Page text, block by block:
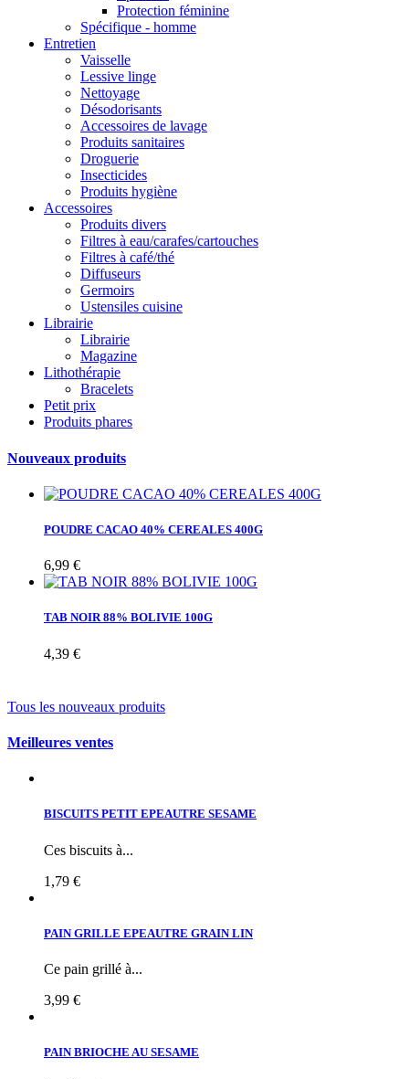
Protection féminine
Spécifique - homme
Entretien
Vaisselle
Lessive linge
Nettoyage
Désodorisants
Accessoires de lavage
Produits sanitaires
Droguerie
Insecticides
Produits hygiène
Accessoires
Produits divers
Filtres à eau/carafes/cartouches
Filtres à café/thé
Diffuseurs
Germoirs
Ustensiles cuisine
Librairie
Librairie
Magazine
Lithothérapie
Bracelets
Petit prix
Produits phares
Nouveaux produits
POUDRE CACAO 40% CEREALES 400G
6,99 €
TAB NOIR 88% BOLIVIE 100G
4,39 €
Tous les nouveaux produits
Meilleures ventes
BISCUITS PETIT EPEAUTRE SESAME
Ces biscuits à...
1,79 €
PAIN GRILLE EPEAUTRE GRAIN LIN
Ce pain grillé à...
3,99 €
PAIN BRIOCHE AU SESAME